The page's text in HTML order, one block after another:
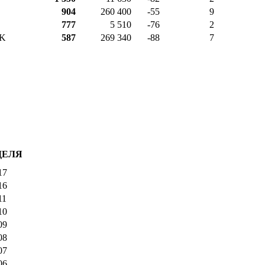
904
260 400 -55
9
777
5 510 -76
2
587 269 340 -88 7